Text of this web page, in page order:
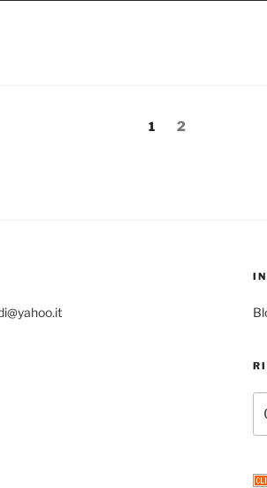
Pagina
1 Pagina
2